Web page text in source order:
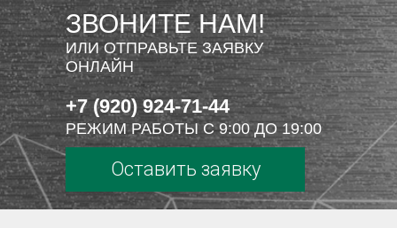
ЗВОНИТЕ НАМ!
ИЛИ ОТПРАВЬТЕ ЗАЯВКУ
ОНЛАЙН
+7 (920) 924-71-44
РЕЖИМ РАБОТЫ С 9:00 ДО 19:00
Оставить заявку